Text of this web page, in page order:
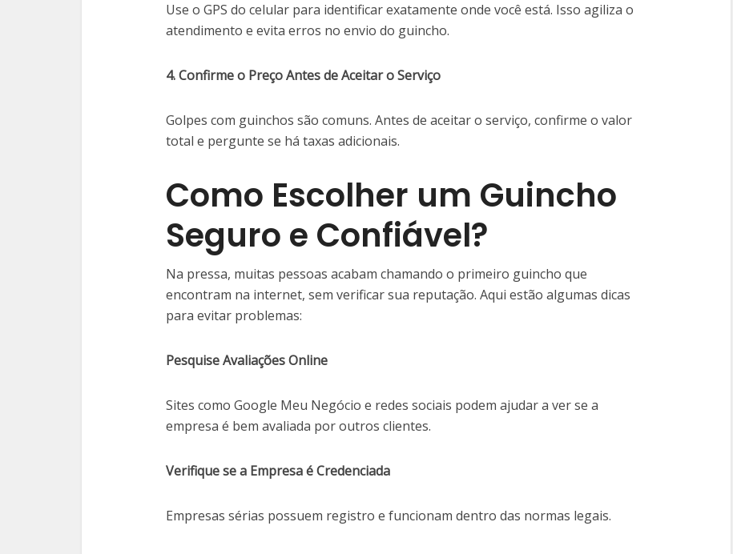
Use o GPS do celular para identificar exatamente onde você está. Isso agiliza o
atendimento e evita erros no envio do guincho.
4. Confirme o Preço Antes de Aceitar o Serviço
Golpes com guinchos são comuns. Antes de aceitar o serviço, confirme o valor
total e pergunte se há taxas adicionais.
Como Escolher um Guincho
Seguro e Confiável?
Na pressa, muitas pessoas acabam chamando o primeiro guincho que
encontram na internet, sem verificar sua reputação. Aqui estão algumas dicas
para evitar problemas:
Pesquise Avaliações Online
Sites como Google Meu Negócio e redes sociais podem ajudar a ver se a
empresa é bem avaliada por outros clientes.
Verifique se a Empresa é Credenciada
Empresas sérias possuem registro e funcionam dentro das normas legais.